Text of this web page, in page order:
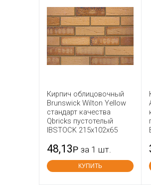
Кирпич облицовочный
Brunswick Wilton Yellow
стандарт качества
Qbricks пустотелый
IBSTOCK 215x102x65
48,13Р за 1 шт.
КУПИТЬ